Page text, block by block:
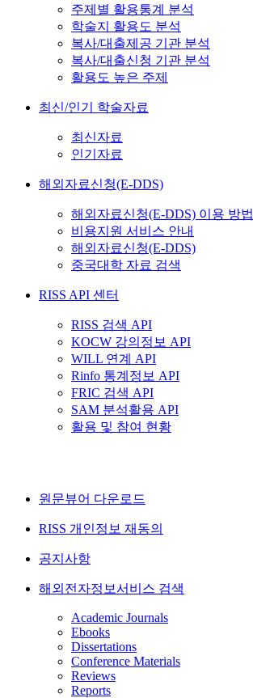
주제별 활용통계 분석
학술지 활용도 분석
복사/대출제공 기관 분석
복사/대출신청 기관 분석
활용도 높은 주제
최신/인기 학술자료
최신자료
인기자료
해외자료신청(E-DDS)
해외자료신청(E-DDS) 이용 방법
비용지원 서비스 안내
해외자료신청(E-DDS)
중국대학 자료 검색
RISS API 센터
RISS 검색 API
KOCW 강의정보 API
WILL 연계 API
Rinfo 통계정보 API
FRIC 검색 API
SAM 분석활용 API
활용 및 참여 현황
원문뷰어 다운로드
RISS 개인정보 재동의
공지사항
해외전자정보서비스 검색
Academic Journals
Ebooks
Dissertations
Conference Materials
Reviews
Reports